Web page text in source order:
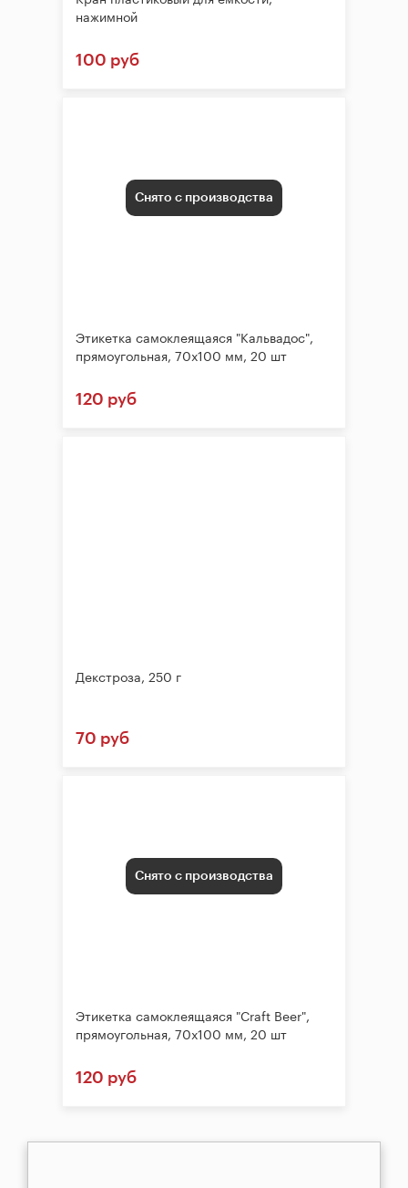
нажимной
100 руб
Снято с производства
Этикетка самоклеящаяся "Кальвадос",
прямоугольная, 70х100 мм, 20 шт
120 руб
Декстроза, 250 г
70 руб
Снято с производства
Этикетка самоклеящаяся "Craft Beer",
прямоугольная, 70х100 мм, 20 шт
120 руб